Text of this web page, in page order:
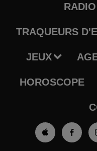
RADIO
TRAQUEURS
JEUX
HOROSCOPE